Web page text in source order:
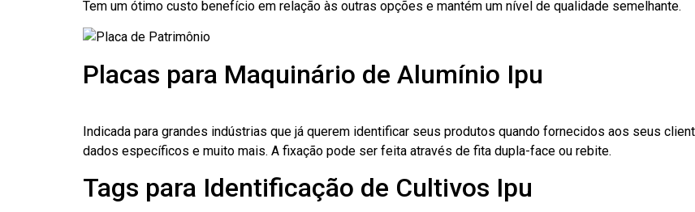
Tem um ótimo custo benefício em relação às outras opções e mantém um nível de qualidade semelhante.
Placas para Maquinário de Alumínio Ipu
Indicada para grandes indústrias que já querem identificar seus produtos quando fornecidos aos seus
dados específicos e muito mais. A fixação pode ser feita através de fita dupla-face ou rebite.
Tags para Identificação de Cultivos Ipu